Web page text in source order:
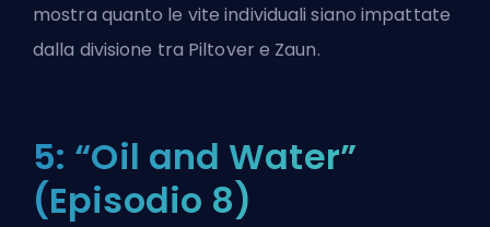
mostra quanto le vite individuali siano impattate
dalla divisione tra Piltover e Zaun.
5: “Oil and Water”
(Episodio 8)